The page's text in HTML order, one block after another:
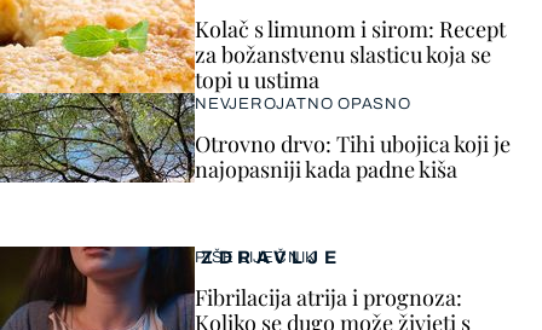
ZDRAVLJE
PIŠE LIJEČNIK
Fibrilacija atrija i prognoza:
Koliko se dugo može živjeti s
Kolač s limunom i sirom: Recept
za božanstvenu slasticu koja se
topi u ustima
NEVJEROJATNO OPASNO
Otrovno drvo: Tihi ubojica koji je
najopasniji kada padne kiša